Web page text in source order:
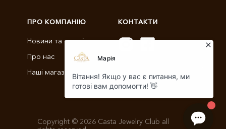
ПРО КОМПАНІЮ
Новини та статті
Про нас
Наші магазини
КОНТАКТИ
+38 (096) 900-11-22
Copyright © 2026 Casta Jewelry Club all